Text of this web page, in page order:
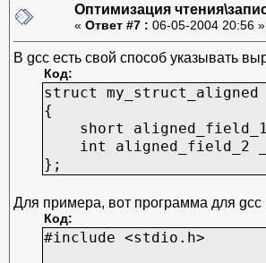
int main()
{
struct
struct
struct
printf( "pack: %d\n",
printf( "aligned:
printf( "union: %d\n",
return 0;
}
Оптимизация
« Ответ #7 : 06-05-2004 20:56
В gcc есть свой способ указывать
Код:
struct my_struct_aligned
{
short
int aligned_field_2
};
Для примера, вот программа для gcc
Код:
#include <stdio.h>